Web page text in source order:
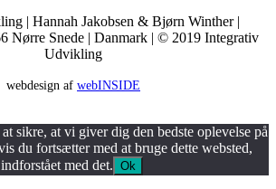
| Hannah Jakobsen & Bjørn Winther |
Nørre Snede | Danmark | © 2019 Integrativ
Udvikling
webdesign af webINSIDE
sikre, at vi giver dig den bedste oplevelse på
du fortsætter med at bruge dette websted,
med det. Ok